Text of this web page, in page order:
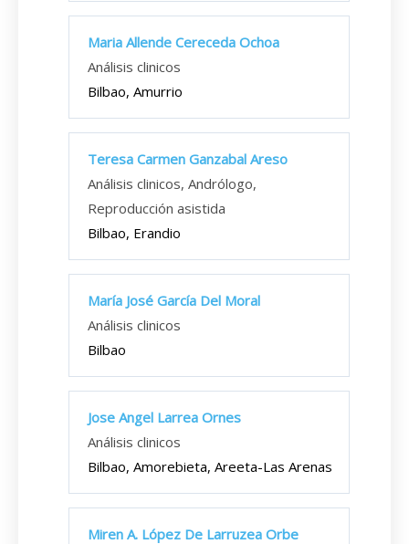
Maria Allende Cereceda Ochoa
Análisis clinicos
Bilbao, Amurrio
Teresa Carmen Ganzabal Areso
Análisis clinicos, Andrólogo,
Reproducción asistida
Bilbao, Erandio
María José García Del Moral
Análisis clinicos
Bilbao
Jose Angel Larrea Ornes
Análisis clinicos
Bilbao, Amorebieta, Areeta-Las Arenas
Miren A. López De Larruzea Orbe